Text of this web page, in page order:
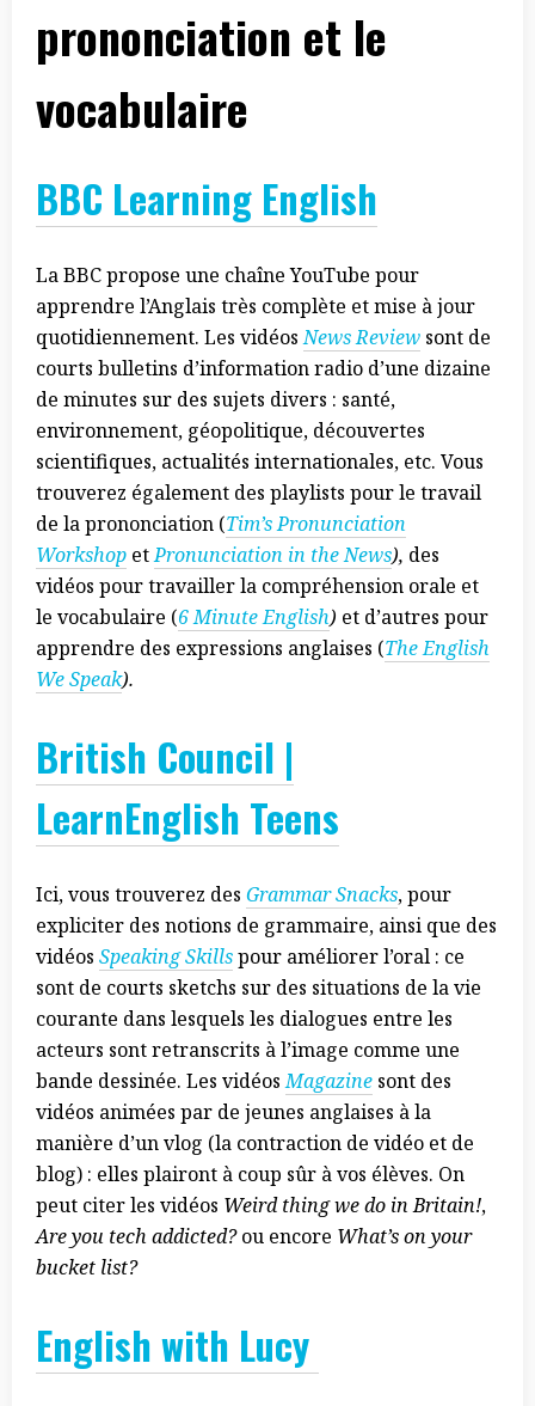
prononciation et le
vocabulaire
BBC Learning English
La BBC propose une chaîne YouTube pour
apprendre l’Anglais très complète et mise à jour
quotidiennement. Les vidéosNews Review sont de
courts bulletins d’information radio d’une dizaine
de minutes sur des sujets divers : santé,
environnement, géopolitique, découvertes
scientifiques, actualités internationales, etc. Vous
trouverez également des playlists pour le travail
de la prononciation (Tim’s Pronunciation
Workshop etPronunciation in the News), des
vidéos pour travailler la compréhension orale et
le vocabulaire (6 Minute English) et d’autres pour
apprendre des expressions anglaises (The English
We Speak).
British Council |
LearnEnglish Teens
Ici, vous trouverez des Grammar Snacks, pour
expliciter des notions de grammaire, ainsi que des
vidéos Speaking Skillspour améliorer l’oral : ce
sont de courts sketchs sur des situations de la vie
courante dans lesquels les dialogues entre les
acteurs sont retranscrits à l’image comme une
bande dessinée. Les vidéosMagazine sont des
vidéos animées par de jeunes anglaises à la
manière d’un vlog (la contraction de vidéo et de
blog) : elles plairont à coup sûr à vos élèves. On
peut citer les vidéos Weird thing we do in Britain!,
Are you tech addicted?ou encore What’s on your
bucket list?
English with Lucy